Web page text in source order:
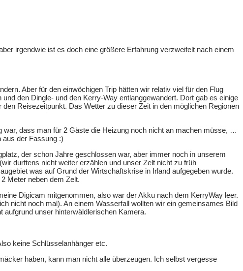
irgendwie ist es doch eine größere Erfahrung verzweifelt nach einem
Aber für den einwöchigen Trip hätten wir relativ viel für den Flug
den Dingle- und den Kerry-Way entlanggewandert. Dort gab es einige
Reisezeitpunkt. Das Wetter zu dieser Zeit in den möglichen Regionen
dass man für 2 Gäste die Heizung noch nicht an machen müsse, …
aus der Fassung :)
der schon Jahre geschlossen war, aber immer noch in unserem
durftens nicht weiter erzählen und unser Zelt nicht zu früh
was auf Grund der Wirtschaftskrise in Irland aufgegeben wurde.
Meter neben dem Zelt.
Digicam mitgenommen, also war der Akku nach dem KerryWay leer.
nicht noch mal). An einem Wasserfall wollten wir ein gemeinsames Bild
aufgrund unser hinterwäldlerischen Kamera.
keine Schlüsselanhänger etc.
haben, kann man nicht alle überzeugen. Ich selbst vergesse